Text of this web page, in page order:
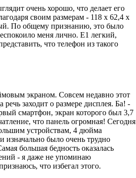
очень хорошо, что делает его
своим размерам - 118 х 62,4 х
По общему признанию, это было
меня лично. Е1 легкий,
что телефон из такого
экраном. Совсем недавно этот
заходит о размере дисплея. Ба! -
смартфон, экран которого был 3,7
что панель огромная! Сегодня
устройствам, 4 дюйма
было очень трудно
большая бедность оказалась
- я даже не упоминаю
что избегал этого.